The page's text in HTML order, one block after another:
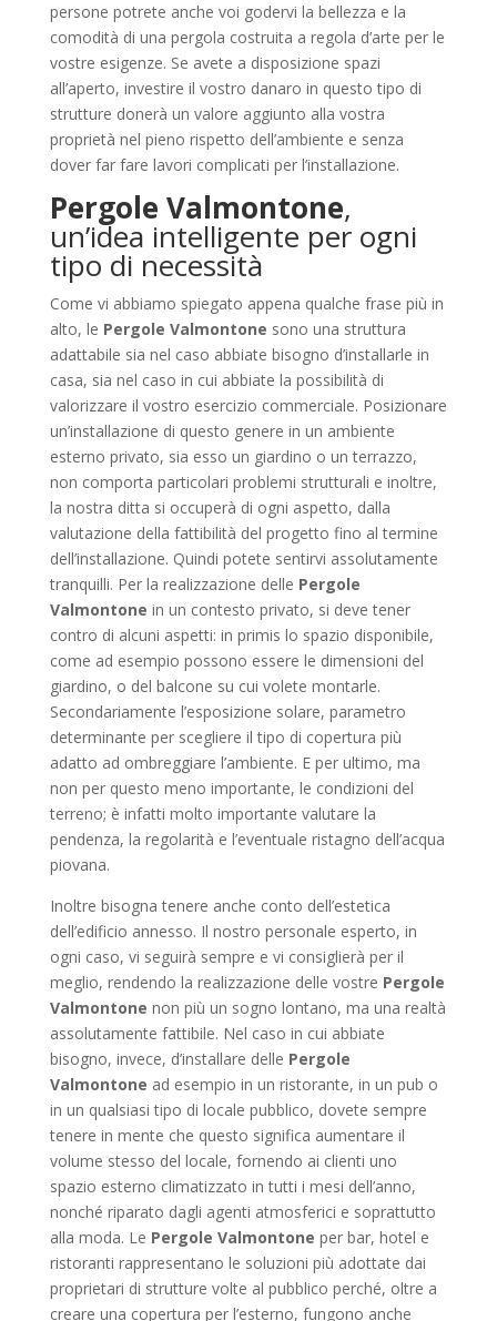
persone potrete anche voi godervi la bellezza e la
comodità di una pergola costruita a regola d’arte per le
vostre esigenze. Se avete a disposizione spazi
all’aperto, investire il vostro danaro in questo tipo di
strutture donerà un valore aggiunto alla vostra
proprietà nel pieno rispetto dell’ambiente e senza
dover far fare lavori complicati per l’installazione.
Pergole Valmontone,
un’idea intelligente per ogni
tipo di necessità
Come vi abbiamo spiegato appena qualche frase più in
alto, le Pergole Valmontone sono una struttura
adattabile sia nel caso abbiate bisogno d’installarle in
casa, sia nel caso in cui abbiate la possibilità di
valorizzare il vostro esercizio commerciale. Posizionare
un’installazione di questo genere in un ambiente
esterno privato, sia esso un giardino o un terrazzo,
non comporta particolari problemi strutturali e inoltre,
la nostra ditta si occuperà di ogni aspetto, dalla
valutazione della fattibilità del progetto fino al termine
dell’installazione. Quindi potete sentirvi assolutamente
tranquilli. Per la realizzazione delle Pergole
Valmontone in un contesto privato, si deve tener
contro di alcuni aspetti: in primis lo spazio disponibile,
come ad esempio possono essere le dimensioni del
giardino, o del balcone su cui volete montarle.
Secondariamente l’esposizione solare, parametro
determinante per scegliere il tipo di copertura più
adatto ad ombreggiare l’ambiente. E per ultimo, ma
non per questo meno importante, le condizioni del
terreno; è infatti molto importante valutare la
pendenza, la regolarità e l’eventuale ristagno dell’acqua
piovana.
Inoltre bisogna tenere anche conto dell’estetica
dell’edificio annesso. Il nostro personale esperto, in
ogni caso, vi seguirà sempre e vi consiglierà per il
meglio, rendendo la realizzazione delle vostre Pergole
Valmontone non più un sogno lontano, ma una realtà
assolutamente fattibile. Nel caso in cui abbiate
bisogno, invece, d’installare delle Pergole
Valmontone ad esempio in un ristorante, in un pub o
in un qualsiasi tipo di locale pubblico, dovete sempre
tenere in mente che questo significa aumentare il
volume stesso del locale, fornendo ai clienti uno
spazio esterno climatizzato in tutti i mesi dell’anno,
nonché riparato dagli agenti atmosferici e soprattutto
alla moda. Le Pergole Valmontone per bar, hotel e
ristoranti rappresentano le soluzioni più adottate dai
proprietari di strutture volte al pubblico perché, oltre a
creare una copertura per l’esterno, fungono anche